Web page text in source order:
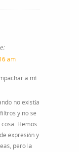
am
a mí
no existía
y no se
Hemos
expresión y
pero la